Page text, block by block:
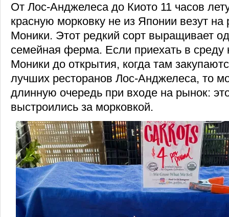
От Лос-Анджелеса до Киото 11 часов
красную морковку не из Японии везут
Моники. Этот редкий сорт выращивает
семейная ферма. Если приехать в среду
Моники до открытия, когда там
лучших ресторанов Лос-Анджелеса, то
длинную очередь при входе на рынок:
выстроились за морковкой.